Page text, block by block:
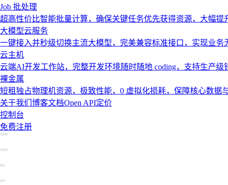
Job 批处理
超高性价比智能批量计算，确保关键任务优先获得资源，大幅提
大模型云服务
一键接入并秒级切换主流大模型，完美兼容标准接口，实现业务
云主机
云端AI开发工作站，完整开发环境随时随地 coding，支持生产级
裸金属
短租独占物理机资源，极致性能，0 虚拟化损耗，保障核心数据
关于我们 博客文档Open API定价
控制台
免费注册